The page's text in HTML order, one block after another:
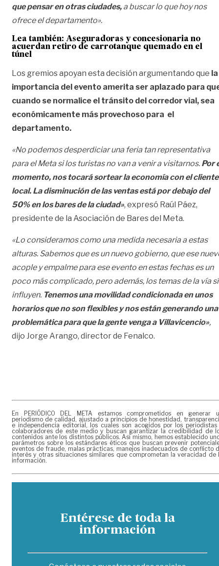
que pensar en otras ciudades, a buscar lo que hoy nos
ofrece el departamento».
Lea también: Aseguradoras y concesionaria no
acuerdan retiro de carrotanque quemado en el
túnel
Los gremios apoyan esta decisión argumentando que la
importancia del evento amerita ser aplazado para
cuando se normalice el tránsito del corredor vial, sea
económicamente más provechoso para el
departamento.
«No podemos desperdiciar una feria tan representativa
para el Meta si los turistas no van a venir a visitarnos. Por
momento, nos tocará sortear la economía con el cliente
local. La disminución de las ventas está por debajo del
50% en los bares de la ciudad», expresó Raúl Páez,
presidente de la Asociación de Bares del Meta.
«Lo consideramos como una medida necesaria a estas
alturas. Sabemos que es un nuevo gobierno, que ese
acople y empalme para ese evento en estas fechas es un
poco más complicado, pero además, los temas de la vía sí
influyen. Tenemos una movilidad condicionada en unos
horarios que no son flexibles y nos están generando una
problemática para que la gente venga a Villavicencio»,
dijo Jorge Arango, director de Fenalco.
En PERIÓDICO DEL META estamos comprometidos en generar
periodismo de calidad, ajustado a principios de honestidad,
e independencia editorial, los cuales son acogidos por los periodistas
colaboradores de este medio y buscan garantizar la credibilidad de
contenidos ante los distintos públicos. Así mismo, hemos establecido
parámetros sobre los estándares éticos que buscan prevenir
eventos de fraude, malas prácticas, manejos inadecuados de conflicto
interés y otras situaciones similares que comprometan la veracidad de
información.
Entérese de toda la
información